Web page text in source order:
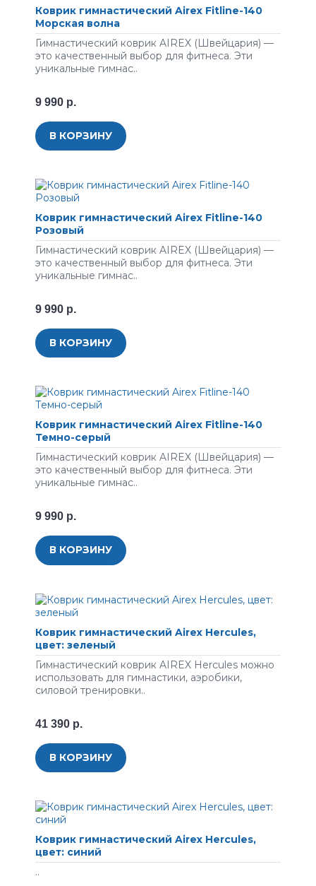
Коврик гимнастический Airex Fitline-140
Морская волна
Гимнастический коврик AIREX (Швейцария) —
это качественный выбор для фитнеса. Эти
уникальные гимнас..
9 990 р.
В КОРЗИНУ
Коврик гимнастический Airex Fitline-140
Розовый
Гимнастический коврик AIREX (Швейцария) —
это качественный выбор для фитнеса. Эти
уникальные гимнас..
9 990 р.
В КОРЗИНУ
Коврик гимнастический Airex Fitline-140
Темно-серый
Гимнастический коврик AIREX (Швейцария) —
это качественный выбор для фитнеса. Эти
уникальные гимнас..
9 990 р.
В КОРЗИНУ
Коврик гимнастический Airex Hercules,
цвет: зеленый
Гимнастический коврик AIREX Hercules можно
использовать для гимнастики, аэробики,
силовой тренировки..
41 390 р.
В КОРЗИНУ
Коврик гимнастический Airex Hercules,
цвет: синий
..